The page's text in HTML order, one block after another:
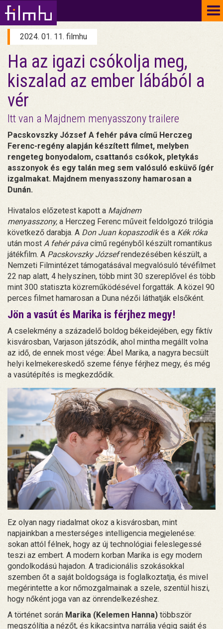
2024. 01. 11. filmhu
Ha az igazi csókolja meg,
kiszalad az ember lábából a
vér
Itt van a Majdnem menyasszony trailere
Pacskovszky József A fehér páva című Herczeg
Ferenc-regény alapján készített filmet, melyben
rengeteg bonyodalom, csattanós csókok, pletykás
asszonyok és egy talán meg sem valósuló esküvő ígér
izgalmakat. Majdnem menyasszony hamarosan a
Dunán.
Hivatalos előzetest kapott a Majdnem
menyasszony, a Herczeg Ferenc műveit feldolgozó trilógia
következő darabja. A Don Juan kopaszodikés a Kék róka
után most A fehér páva című regényből készült romantikus
játékfilm. A Pacskovszky Józsefrendezésében készült, a
Nemzeti Filmintézet támogatásával megvalósuló tévéfilmet
22 nap alatt, 4 helyszínen, több mint 30 szereplővel és több
mint 300 statiszta közreműködésével forgatták. A közel 90
perces filmet hamarosan a Duna nézői láthatják elsőként.
Jön a vasút és Marika is férjhez megy!
A cselekmény a századelő boldog békeidejében, egy fiktív
kisvárosban, Varjason játszódik, ahol mintha megállt volna
az idő, de ennek most vége: Ábel Marika, a nagyra becsült
helyi kelmekereskedő szeme fénye férjhez megy, és még
a vasútépítés is megkezdődik.
Ez olyan nagy riadalmat okoz a kisvárosban, mint
napjainkban a mesterséges intelligencia megjelenése:
sokan attól félnek, hogy az új technológiai feleslegessé
teszi az embert. A modern korban Marika is egy modern
gondolkodású hajadon. A tradicionális szokásokkal
szemben őt a saját boldogsága is foglalkoztatja, és mivel
megérintette a kor nőmozgalmainak a szele, szentül hiszi,
hogy nőként joga van az önrendelkezéshez.
A történet során Marika (Kelemen Hanna) többször
megszólítja a nézőt, és kikacsintva narrálja végig saját és